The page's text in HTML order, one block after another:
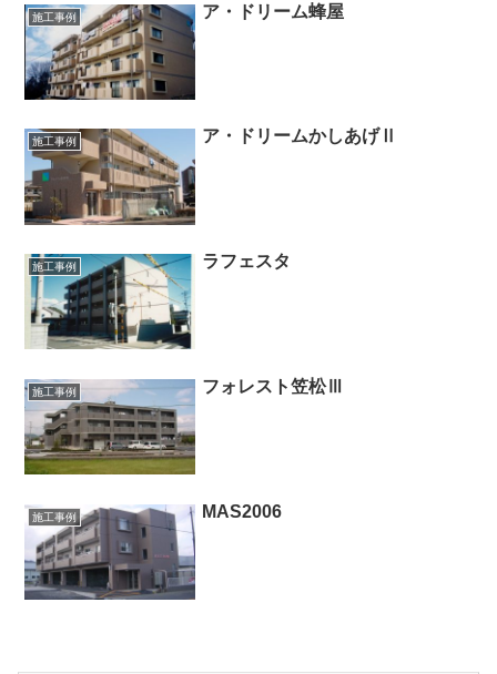
施工事例 ア・ドリーム蜂屋
施工事例 ア・ドリームかしあげⅡ
施工事例 ラフェスタ
施工事例 フォレスト笠松Ⅲ
施工事例 MAS2006